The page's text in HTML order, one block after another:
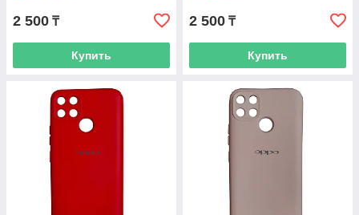
2 500 ₸
Купить
2 500 ₸
Купить